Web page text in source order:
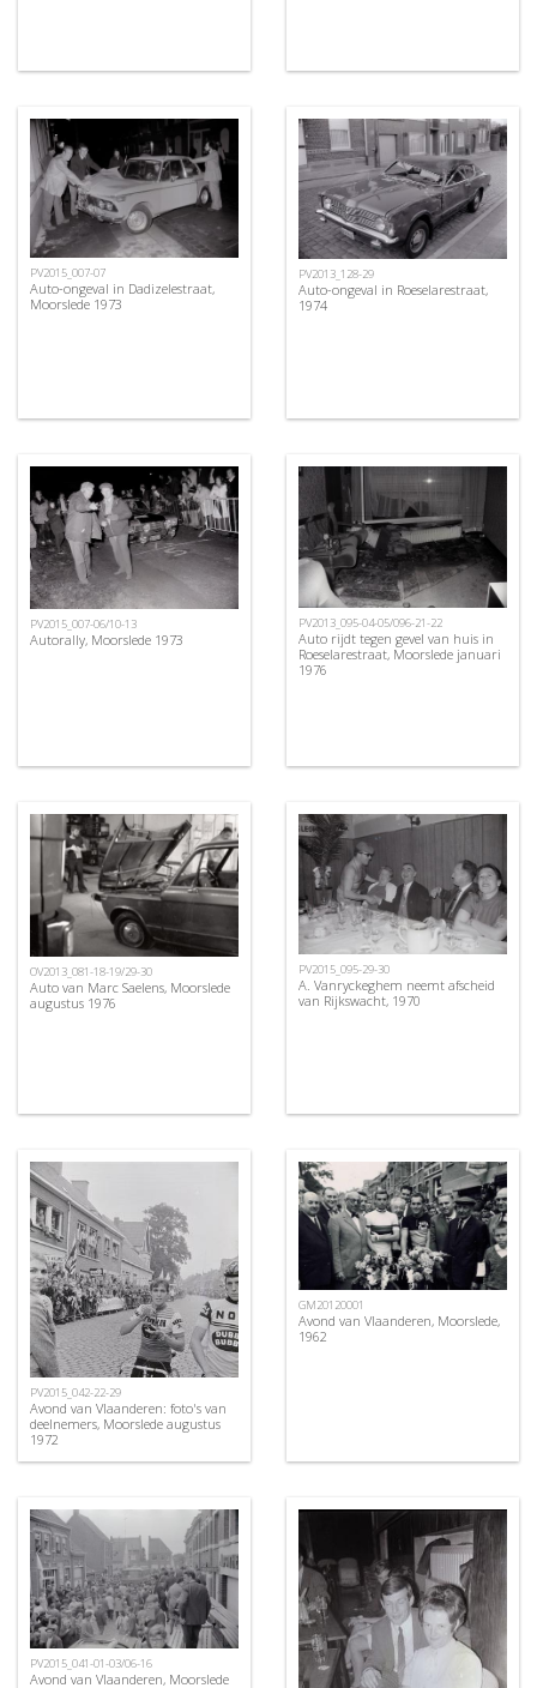
PV2015_007-07
Auto-ongeval in Dadizelestraat,
Moorslede 1973
PV2013_128-29
Auto-ongeval in Roeselarestraat,
1974
PV2015_007-06/10-13
Autorally, Moorslede 1973
PV2013_095-04-05/096-21-22
Auto rijdt tegen gevel van huis in
Roeselarestraat, Moorslede januari
1976
OV2013_081-18-19/29-30
Auto van Marc Saelens, Moorslede
augustus 1976
PV2015_095-29-30
A. Vanryckeghem neemt afscheid
van Rijkswacht, 1970
PV2015_042-22-29
Avond van Vlaanderen: foto's van
deelnemers, Moorslede augustus
1972
GM20120001
Avond van Vlaanderen, Moorslede,
1962
PV2015_041-01-03/06-16
Avond van Vlaanderen, Moorslede